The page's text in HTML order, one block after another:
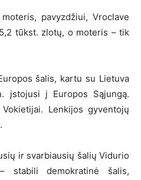
pavyzdžiui, Vroclave
tūkst. zlotų, o moteris – tik
šalis, kartu su Lietuva
įstojusi į Europos Sąjungą.
Lenkijos gyventojų
ir svarbiausių šalių Vidurio
stabili demokratinė šalis,